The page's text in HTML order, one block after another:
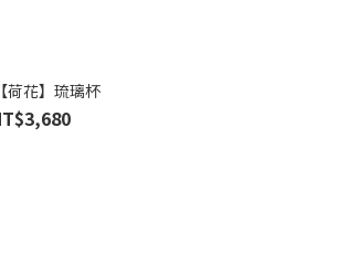
荷花】琉璃杯